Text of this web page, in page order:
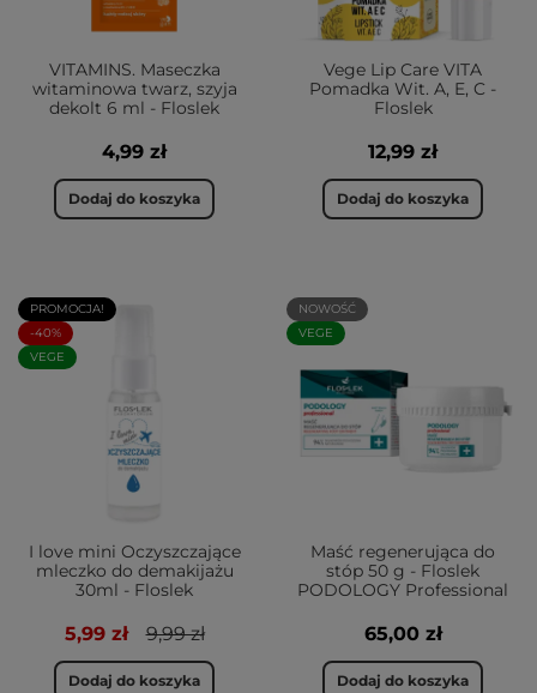
VITAMINS. Maseczka
witaminowa twarz, szyja
dekolt 6 ml - Floslek
4,99 zł
Dodaj do koszyka
Vege Lip Care VITA
Pomadka Wit. A, E, C -
Floslek
12,99 zł
Dodaj do koszyka
PROMOCJA!
-40%
VEGE
I love mini Oczyszczające
mleczko do demakijażu
30ml - Floslek
5,99 zł 9,99 zł
Dodaj do koszyka
NOWOŚĆ
VEGE
Maść regenerująca do
stóp 50 g - Floslek
PODOLOGY Professional
65,00 zł
Dodaj do koszyka